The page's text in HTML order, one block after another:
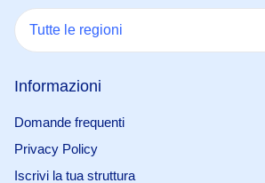
Tutte le regioni
Informazioni
Domande frequenti
Privacy Policy
Iscrivi la tua struttura